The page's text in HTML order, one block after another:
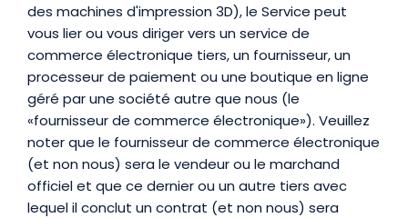
des machines d'impression 3D), le Service peut
vous lier ou vous diriger vers un service de
commerce électronique tiers, un fournisseur, un
processeur de paiement ou une boutique en ligne
géré par une société autre que nous (le
«fournisseur de commerce électronique»). Veuillez
noter que le fournisseur de commerce électronique
(et non nous) sera le vendeur ou le marchand
officiel et que ce dernier ou un autre tiers avec
lequel il conclut un contrat (et non nous) sera